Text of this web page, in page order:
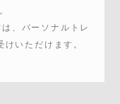
、パーソナルトレ
いただけます。